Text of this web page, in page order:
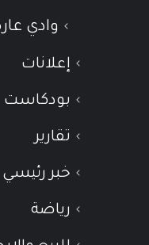
وادي
إعلانات
بودكاست
تقارير
خبر رئيسي
رياضة